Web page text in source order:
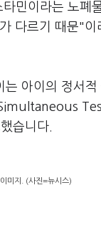
민이라는 노폐
다르기 때문"이
는 아이의 정서적
습니다.
미지. (사진=뉴시스)